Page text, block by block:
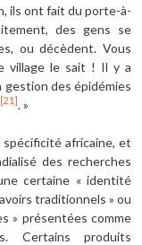
ils ont fait du porte-à-
des gens se
ou décèdent. Vous
village le sait ! Il y a
des épidémies
[21] . »
africaine, et
des recherches
certaine « identité
traditionnels » ou
» présentées comme
Certains produits